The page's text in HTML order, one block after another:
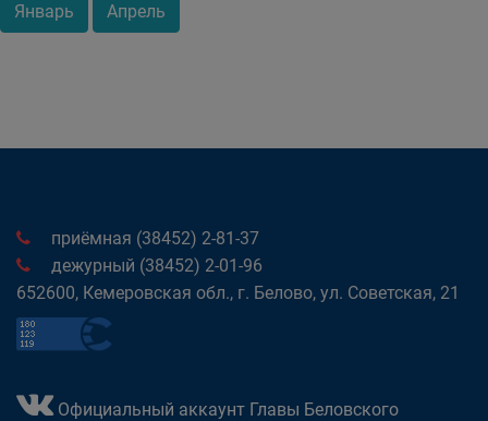
Январь Апрель
приёмная (38452) 2-81-37
дежурный (38452) 2-01-96
652600, Кемеровская обл., г. Белово, ул. Советская, 21
Официальный аккаунт Главы Беловского